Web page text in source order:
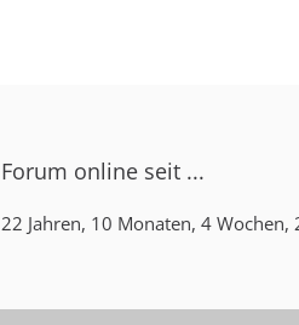
Forum online seit ...
22 Jahren, 10 Monaten, 4